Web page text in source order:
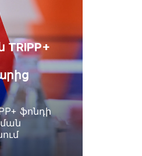
ֆոնդի